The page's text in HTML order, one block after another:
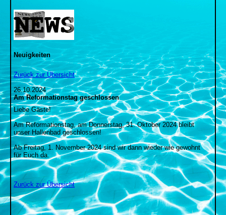
Neuigkeiten
Zurück zur Übersicht
26.10.2024
Am Reformationstag geschlossen
Liebe Gäste!
Am Reformationstag, am Donnerstag, 31. Oktober 2024 bleibt
unser Hallenbad geschlossen!
Ab Freitag, 1. November 2024 sind wir dann wieder wie gewohnt
für Euch da.
Zurück zur Übersicht